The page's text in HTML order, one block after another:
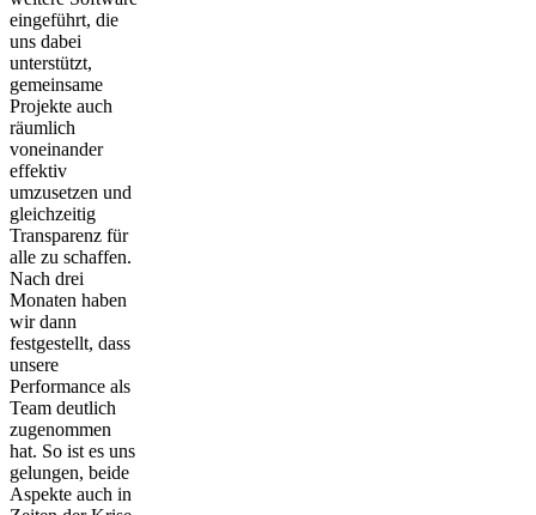
eingeführt, die
uns dabei
unterstützt,
gemeinsame
Projekte auch
räumlich
voneinander
effektiv
umzusetzen und
gleichzeitig
Transparenz für
alle zu schaffen.
Nach drei
Monaten haben
wir dann
festgestellt, dass
unsere
Performance als
Team deutlich
zugenommen
hat. So ist es uns
gelungen, beide
Aspekte auch in